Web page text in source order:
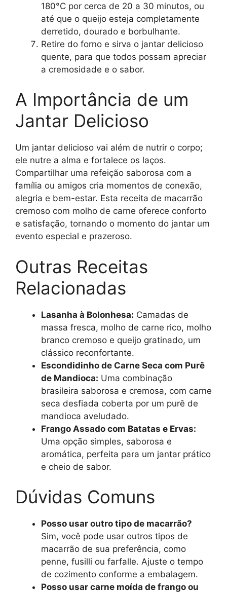
180°C por cerca de 20 a 30 minutos, ou
até que o queijo esteja completamente
derretido, dourado e borbulhante.
Retire do forno e sirva o jantar delicioso
quente, para que todos possam apreciar
a cremosidade e o sabor.
A Importância de um
Jantar Delicioso
Um jantar delicioso vai além de nutrir o corpo;
ele nutre a alma e fortalece os laços.
Compartilhar uma refeição saborosa com a
família ou amigos cria momentos de conexão,
alegria e bem-estar. Esta receita de macarrão
cremoso com molho de carne oferece conforto
e satisfação, tornando o momento do jantar um
evento especial e prazeroso.
Outras Receitas
Relacionadas
Lasanha à Bolonhesa: Camadas de
massa fresca, molho de carne rico, molho
branco cremoso e queijo gratinado, um
clássico reconfortante.
Escondidinho de Carne Seca com Purê
de Mandioca: Uma combinação
brasileira saborosa e cremosa, com carne
seca desfiada coberta por um purê de
mandioca aveludado.
Frango Assado com Batatas e Ervas:
Uma opção simples, saborosa e
aromática, perfeita para um jantar prático
e cheio de sabor.
Dúvidas Comuns
Posso usar outro tipo de macarrão?
Sim, você pode usar outros tipos de
macarrão de sua preferência, como
penne, fusilli ou farfalle. Ajuste o tempo
de cozimento conforme a embalagem.
Posso usar carne moída de frango ou